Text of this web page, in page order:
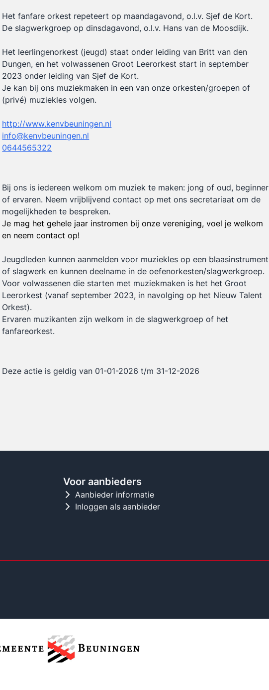
Het fanfare orkest repeteert op maandagavond, o.l.v. Sjef de Kort.
De slagwerkgroep op dinsdagavond, o.l.v. Hans van de Moosdijk.
Het leerlingenorkest (jeugd) staat onder leiding van Britt van den
Dungen, en het volwassenen Groot Leerorkest start in september
2023 onder leiding van Sjef de Kort.
Je kan bij ons muziekmaken in een van onze orkesten/groepen of
(privé) muziekles volgen.
http://www.kenvbeuningen.nl
info@kenvbeuningen.nl
0644565322
Bij ons is iedereen welkom om muziek te maken: jong of oud, beginner
of ervaren. Neem vrijblijvend contact op met ons secretariaat om de
mogelijkheden te bespreken.
Je mag het gehele jaar instromen bij onze vereniging, voel je welkom
en neem contact op!
Jeugdleden kunnen aanmelden voor muziekles op een blaasinstrument
of slagwerk en kunnen deelname in de oefenorkesten/slagwerkgroep.
Voor volwassenen die starten met muziekmaken is het het Groot
Leerorkest (vanaf september 2023, in navolging op het Nieuw Talent
Orkest).
Ervaren muzikanten zijn welkom in de slagwerkgroep of het
fanfareorkest.
Deze actie is geldig van 01-01-2026 t/m 31-12-2026
Voor aanbieders
Aanbieder informatie
Inloggen als aanbieder